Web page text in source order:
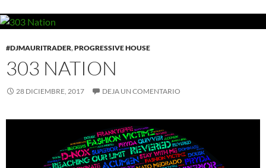
#DJMAURITRADER,PROGRESSIVE HOUSE
303 NATION
28 DICIEMBRE, 2017 DEJA UN COMENTARIO